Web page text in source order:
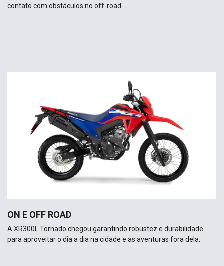
contato com obstáculos no off-road.
ON E OFF ROAD
A XR300L Tornado chegou garantindo robustez e durabilidade
para aproveitar o dia a dia na cidade e as aventuras fora dela.